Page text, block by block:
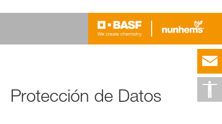
Protección de Datos